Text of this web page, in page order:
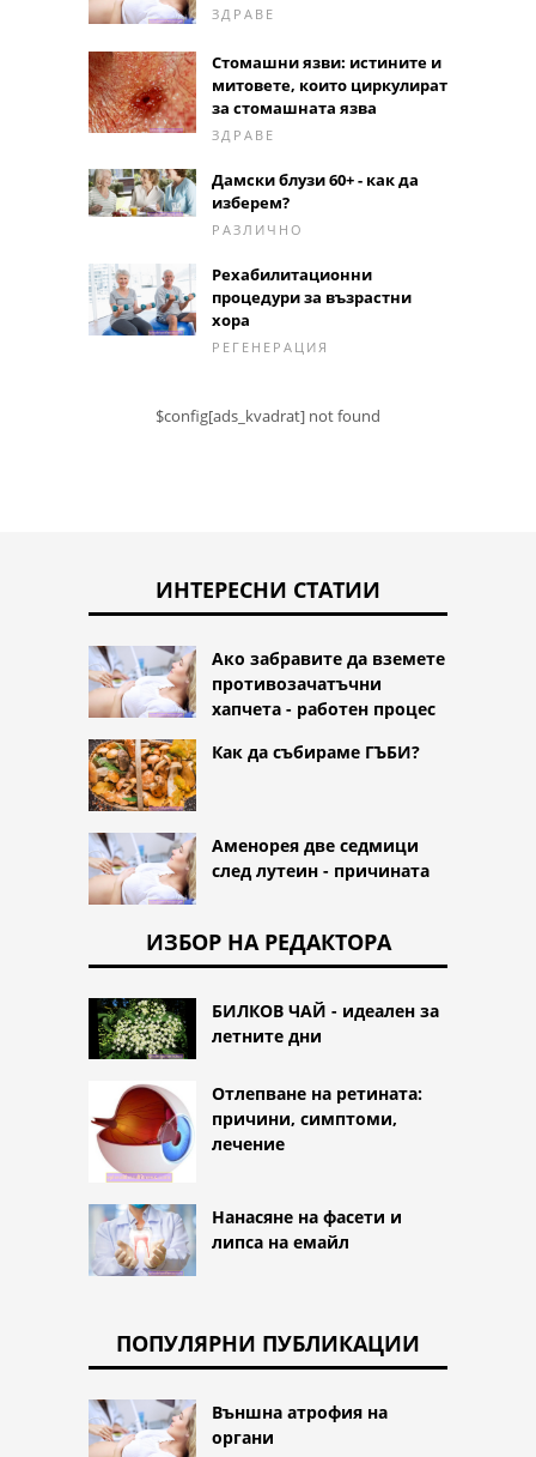
ЗДРАВЕ
Стомашни язви: истините и
митовете, които циркулират
за стомашната язва
ЗДРАВЕ
Дамски блузи 60+ - как да
изберем?
РАЗЛИЧНО
Рехабилитационни
процедури за възрастни
хора
РЕГЕНЕРАЦИЯ
$config[ads_kvadrat] not found
ИНТЕРЕСНИ СТАТИИ
Ако забравите да вземете
противозачатъчни
хапчета - работен процес
Как да събираме ГЪБИ?
Аменорея две седмици
след лутеин - причината
ИЗБОР НА РЕДАКТОРА
БИЛКОВ ЧАЙ - идеален за
летните дни
Отлепване на ретината:
причини, симптоми,
лечение
Нанасяне на фасети и
липса на емайл
ПОПУЛЯРНИ ПУБЛИКАЦИИ
Външна атрофия на
органи